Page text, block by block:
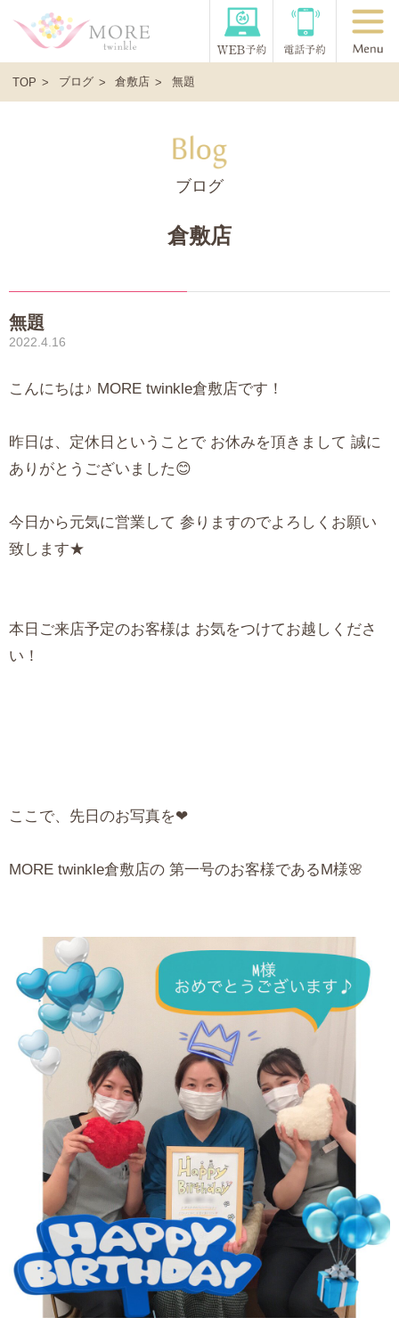
TOP ブログ 倉敷店 無題
ブログ
倉敷店
無題
2022.4.16
こんにちは♪ MORE twinkle倉敷店です！
昨日は、定休日ということで お休みを頂きまして 誠に
ありがとうございました😊
今日から元気に営業して 参りますのでよろしくお願い
致します★
本日ご来店予定のお客様は お気をつけてお越しくださ
い！
ここで、先日のお写真を❤︎
MORE twinkle倉敷店の 第一号のお客様であるM様🌸